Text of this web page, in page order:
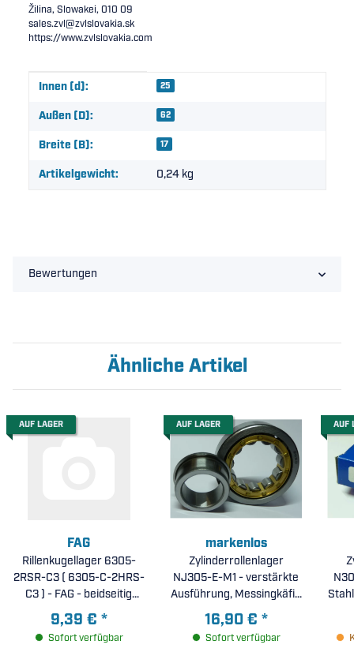
Žilina, Slowakei, 010 09
sales.zvl@zvlslovakia.sk
https://www.zvlslovakia.com
Produkteigenschaft
Wert
Innen (d): 25
Außen (D): 62
Breite (B): 17
Artikelgewicht: 0,24 kg
Bewertungen
Ähnliche Artikel
AUF LAGER
FAG
Rillenkugellager 6305-
2RSR-C3 ( 6305-C-2HRS-
C3 ) - FAG - beidseitig
Dichscheiben, erhöhte
radiale Lagerluft C3 (
25x62x17mm )
9,39 € *
Sofort verfügbar
AUF LAGER
markenlos
Zylinderrollenlager
NJ305-E-M1 - verstärkte
Ausführung, Messingkäfig
( 25x62x17mm )
16,90 € *
Sofort verfügbar
AUF